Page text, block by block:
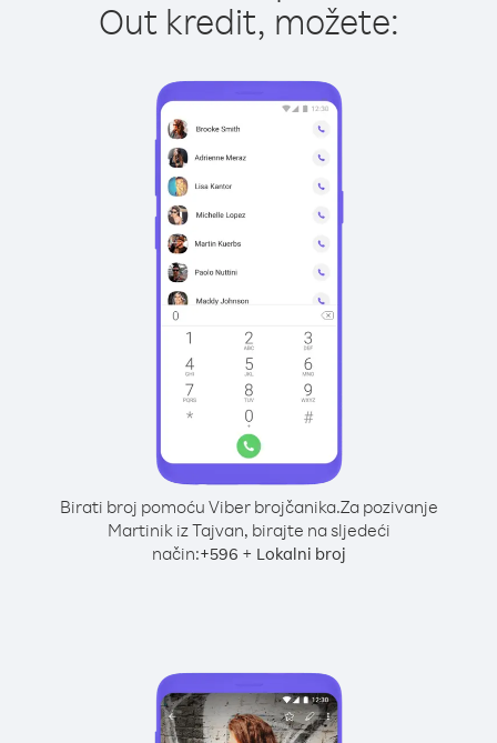
Out kredit, možete:
Birati broj pomoću Viber brojčanika.Za pozivanje
Martinik iz Tajvan, birajte na sljedeći
način:+596 + Lokalni broj